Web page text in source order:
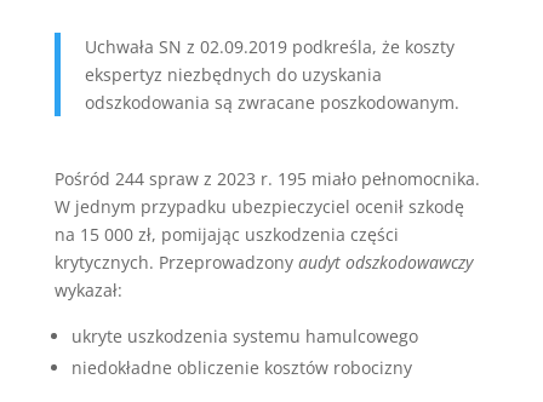
Uchwała SN z 02.09.2019 podkreśla, że koszty
ekspertyz niezbędnych do uzyskania
odszkodowania są zwracane poszkodowanym.
Pośród 244 spraw z 2023 r. 195 miało pełnomocnika.
W jednym przypadku ubezpieczyciel ocenił szkodę
na 15 000 zł, pomijając uszkodzenia części
krytycznych. Przeprowadzony audyt odszkodowawczy
wykazał:
ukryte uszkodzenia systemu hamulcowego
niedokładne obliczenie kosztów robocizny